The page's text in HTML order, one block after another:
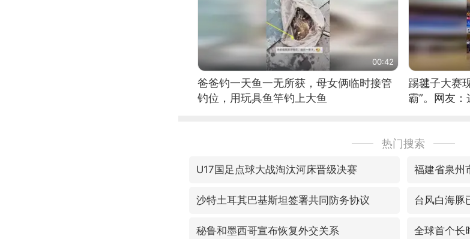
00:42
爸爸钓一天鱼一无所获，母女俩临时接管
钓位，用玩具鱼竿钓上大鱼
踢毽子大赛
霸”。网友
热门搜索
U17国足点球大战淘汰河床晋级决赛
沙特土耳其巴基斯坦签署共同防务协议 台风白海豚
秘鲁和墨西哥宣布恢复外交关系 全球首个长